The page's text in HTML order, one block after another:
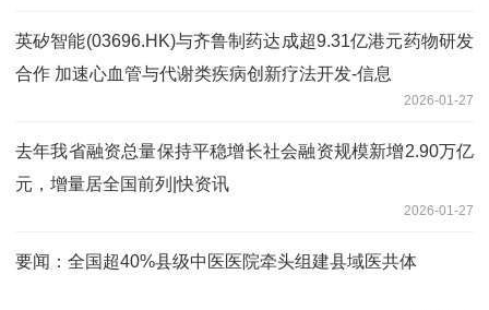
英矽智能(03696.HK)与齐鲁制药达成超9.31亿港元药物研发
合作 加速心血管与代谢类疾病创新疗法开发-信息
2026-01-27
去年我省融资总量保持平稳增长社会融资规模新增2.90万亿
元，增量居全国前列|快资讯
2026-01-27
要闻：全国超40%县级中医医院牵头组建县域医共体